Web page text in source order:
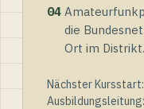
04
die
Ort im Distrikt.
Nächster
Ausbildungsleitung: